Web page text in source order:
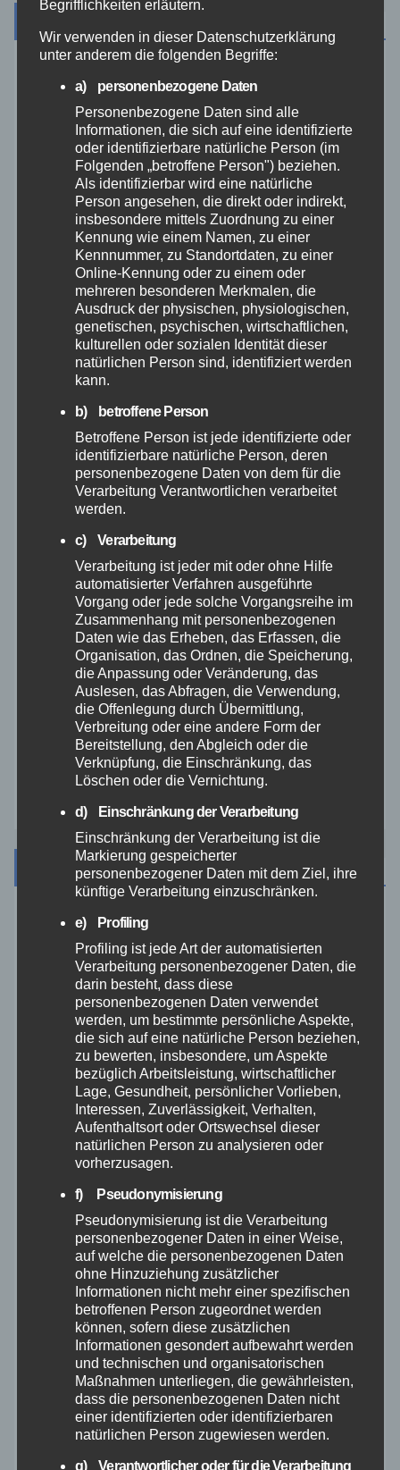
Allgemein
Altenkirchen
Bundespolizei
Feuerwehr
Hilfsorganisationen
Mayen-Koblenz
Neuwied
Polizei
Rettungsdienst
Rhein-Lahn
Veranstaltungen
Westerwald
August 2026
Juli 2026
Juni 2026
Mai 2026
April 2026
März 2026
Februar 2026
Januar 2026
Dezember 2025
November 2025
Oktober 2025
September 2025
Begrifflichkeiten erläutern.
Wir verwenden in dieser Datenschutzerklärung
unter anderem die folgenden Begriffe:
a) personenbezogene Daten
Personenbezogene Daten sind alle
Informationen, die sich auf eine identifizierte
oder identifizierbare natürliche Person (im
Folgenden „betroffene Person") beziehen.
Als identifizierbar wird eine natürliche
Person angesehen, die direkt oder indirekt,
insbesondere mittels Zuordnung zu einer
Kennung wie einem Namen, zu einer
Kennnummer, zu Standortdaten, zu einer
Online-Kennung oder zu einem oder
mehreren besonderen Merkmalen, die
Ausdruck der physischen, physiologischen,
genetischen, psychischen, wirtschaftlichen,
kulturellen oder sozialen Identität dieser
natürlichen Person sind, identifiziert werden
kann.
b) betroffene Person
Betroffene Person ist jede identifizierte oder
identifizierbare natürliche Person, deren
personenbezogene Daten von dem für die
Verarbeitung Verantwortlichen verarbeitet
werden.
c) Verarbeitung
Verarbeitung ist jeder mit oder ohne Hilfe
automatisierter Verfahren ausgeführte
Vorgang oder jede solche Vorgangsreihe im
Zusammenhang mit personenbezogenen
Daten wie das Erheben, das Erfassen, die
Organisation, das Ordnen, die Speicherung,
die Anpassung oder Veränderung, das
Auslesen, das Abfragen, die Verwendung,
die Offenlegung durch Übermittlung,
Verbreitung oder eine andere Form der
Bereitstellung, den Abgleich oder die
Verknüpfung, die Einschränkung, das
Löschen oder die Vernichtung.
d) Einschränkung der Verarbeitung
Einschränkung der Verarbeitung ist die
Markierung gespeicherter
personenbezogener Daten mit dem Ziel, ihre
künftige Verarbeitung einzuschränken.
e) Profiling
Profiling ist jede Art der automatisierten
Verarbeitung personenbezogener Daten, die
darin besteht, dass diese
personenbezogenen Daten verwendet
werden, um bestimmte persönliche Aspekte,
die sich auf eine natürliche Person beziehen,
zu bewerten, insbesondere, um Aspekte
bezüglich Arbeitsleistung, wirtschaftlicher
Lage, Gesundheit, persönlicher Vorlieben,
Interessen, Zuverlässigkeit, Verhalten,
Aufenthaltsort oder Ortswechsel dieser
natürlichen Person zu analysieren oder
vorherzusagen.
f) Pseudonymisierung
Pseudonymisierung ist die Verarbeitung
personenbezogener Daten in einer Weise,
auf welche die personenbezogenen Daten
ohne Hinzuziehung zusätzlicher
Informationen nicht mehr einer spezifischen
betroffenen Person zugeordnet werden
können, sofern diese zusätzlichen
Informationen gesondert aufbewahrt werden
und technischen und organisatorischen
Maßnahmen unterliegen, die gewährleisten,
dass die personenbezogenen Daten nicht
einer identifizierten oder identifizierbaren
natürlichen Person zugewiesen werden.
g) Verantwortlicher oder für die Verarbeitung